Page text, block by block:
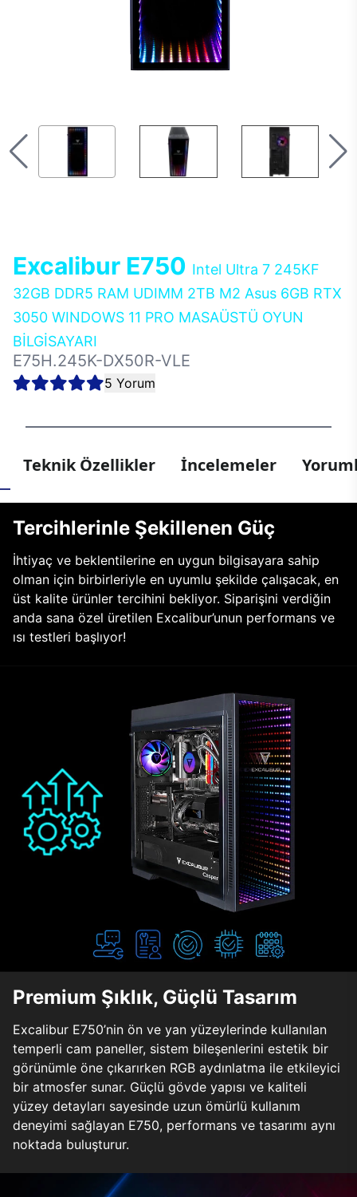
Excalibur E750 Intel Ultra 7 245KF
32GB DDR5 RAM UDIMM 2TB M2 Asus 6GB RTX
3050 WINDOWS 11 PRO MASAÜSTÜ OYUN
BİLGİSAYARI
E75H.245K-DX50R-VLE
5 Yorum
Teknik Özellikler İncelemeler
Tercihlerinle Şekillenen Güç
İhtiyaç ve beklentilerine en uygun bilgisayara sahip
olman için birbirleriyle en uyumlu şekilde çalışacak, en
üst kalite ürünler tercihini bekliyor. Siparişini verdiğin
anda sana özel üretilen Excalibur’unun performans ve
ısı testleri başlıyor!
Premium Şıklık, Güçlü Tasarım
Excalibur E750’nin ön ve yan yüzeylerinde kullanılan
temperli cam paneller, sistem bileşenlerini estetik bir
görünümle öne çıkarırken RGB aydınlatma ile etkileyici
bir atmosfer sunar. Güçlü gövde yapısı ve kaliteli
yüzey detayları sayesinde uzun ömürlü kullanım
deneyimi sağlayan E750, performans ve tasarımı aynı
noktada buluşturur.